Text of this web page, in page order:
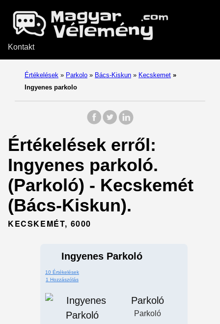
Kontakt
Értékelések » Parkolo » Bács-Kiskun » Kecskemet »
Ingyenes parkolo
Értékelések erről:
Ingyenes parkoló.
(Parkoló) - Kecskemét
(Bács-Kiskun).
KECSKEMÉT, 6000
Ingyenes Parkoló
10 Értékelések
1 Hozzászólás
Parkoló
Parkoló